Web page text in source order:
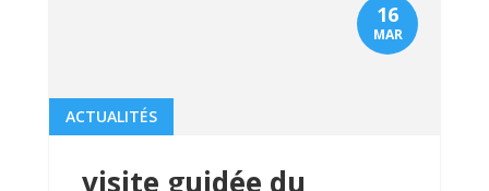
visite guidée du
ACTUALITÉS
16
MAR